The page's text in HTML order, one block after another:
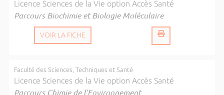
Licence Sciences de la Vie option Accès Santé
Parcours Biochimie et Biologie Moléculaire
VOIR LA FICHE
Faculté des Sciences, Techniques et Santé
Licence Sciences de la Vie option Accès Santé
Parcours Chimie de l'Environnement